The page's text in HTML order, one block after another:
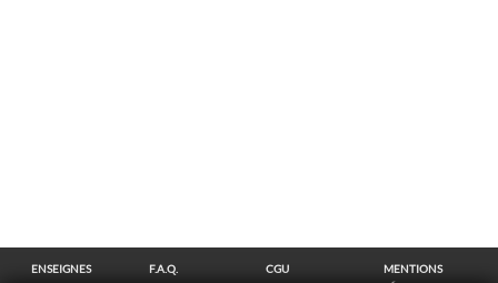
ENSEIGNES F.A.Q. CGU
MENTIONS